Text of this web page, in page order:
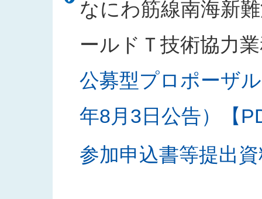
なにわ筋線南海新
ールドＴ技術協力
公募型プロポーザ
年8月3日公告）【
参加申込書等提出